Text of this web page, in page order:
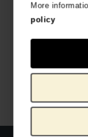
More
policy
Lámina Van
Autorretrato